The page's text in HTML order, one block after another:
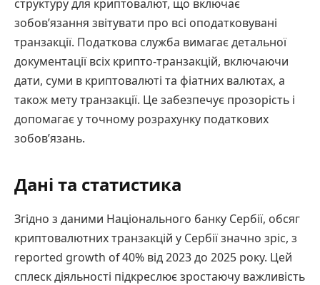
структуру для криптовалют, що включає
зобов’язання звітувати про всі оподатковувані
транзакції. Податкова служба вимагає детальної
документації всіх крипто-транзакцій, включаючи
дати, суми в криптовалюті та фіатних валютах, а
також мету транзакції. Це забезпечує прозорість і
допомагає у точному розрахунку податкових
зобов’язань.
Дані та статистика
Згідно з даними Національного банку Сербії, обсяг
криптовалютних транзакцій у Сербії значно зріс, з
reported growth of 40% від 2023 до 2025 року. Цей
сплеск діяльності підкреслює зростаючу важливість